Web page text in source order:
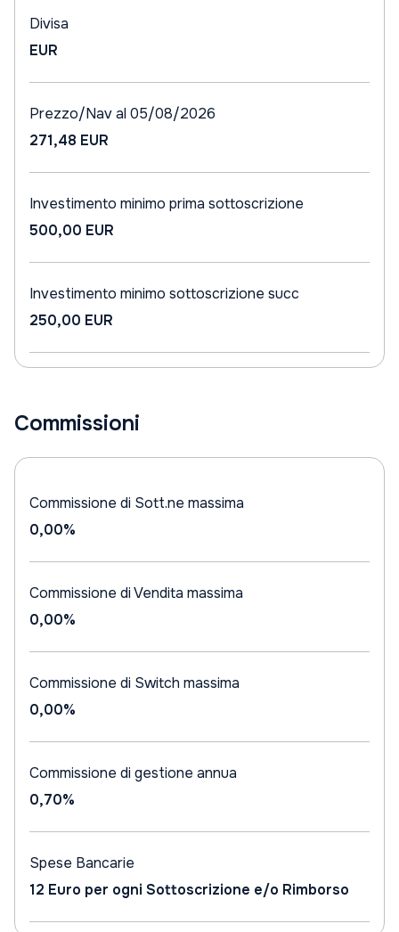
Divisa
EUR
Prezzo/Nav al 05/08/2026
271,48 EUR
Investimento minimo prima sottoscrizione
500,00 EUR
Investimento minimo sottoscrizione succ
250,00 EUR
Commissioni
Commissione di Sott.ne massima
0,00%
Commissione di Vendita massima
0,00%
Commissione di Switch massima
0,00%
Commissione di gestione annua
0,70%
Spese Bancarie
12 Euro per ogni Sottoscrizione e/o Rimborso